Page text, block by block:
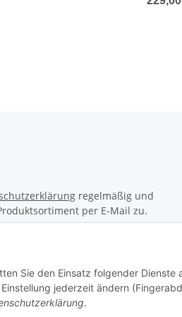
Sie den Einsatz folgender
jederzeit ändern
.
regelmäßig und
per E-Mail zu.